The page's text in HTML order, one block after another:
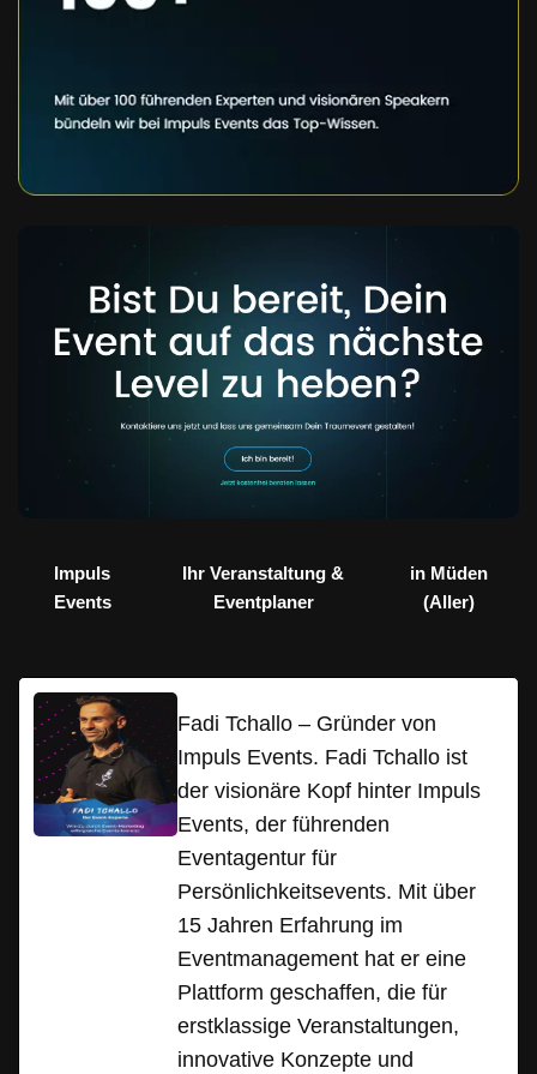
Impuls
Events
Ihr Veranstaltung &
Eventplaner
in Müden
(Aller)
Fadi Tchallo – Gründer von
Impuls Events. Fadi Tchallo ist
der visionäre Kopf hinter Impuls
Events, der führenden
Eventagentur für
Persönlichkeitsevents. Mit über
15 Jahren Erfahrung im
Eventmanagement hat er eine
Plattform geschaffen, die für
erstklassige Veranstaltungen,
innovative Konzepte und